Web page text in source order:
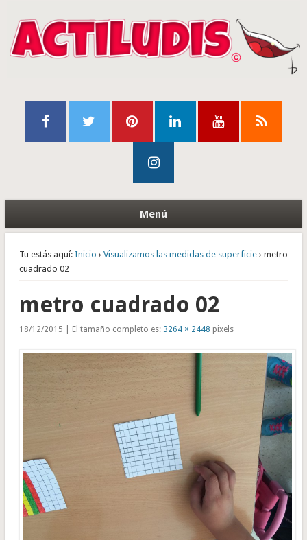
Menú
Tu estás aquí: Inicio › Visualizamos las medidas de superficie› metro
cuadrado 02
metro cuadrado 02
18/12/2015 | El tamaño completo es: 3264 × 2448 pixels